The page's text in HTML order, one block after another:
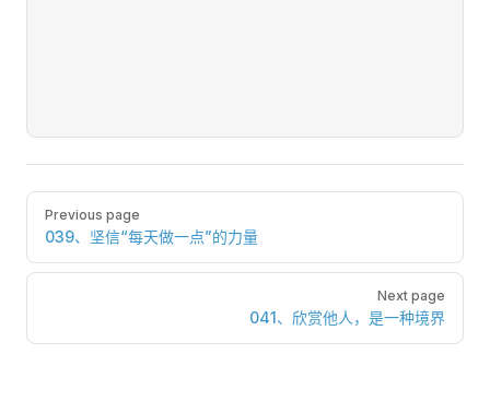
Pager
Previous page
039、坚信“每天做一点”的力量
Next page
041、欣赏他人，是一种境界